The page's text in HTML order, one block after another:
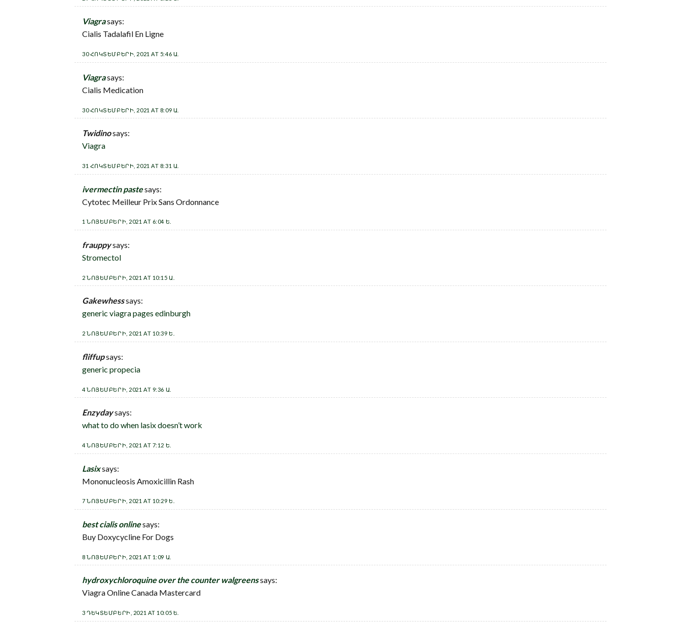
Viagrasays:
Cialis Tadalafil En Ligne
30 ՀՈԿՏԵՄԲԵՐԻ, 2021 AT 5:46 Ա.
Viagrasays:
Cialis Medication
30 ՀՈԿՏԵՄԲԵՐԻ, 2021 AT 8:09 Ա.
Twidinosays:
Viagra
31 ՀՈԿՏԵՄԲԵՐԻ, 2021 AT 8:31 Ա.
ivermectin pastesays:
Cytotec Meilleur Prix Sans Ordonnance
1 ՆՈՅԵՄԲԵՐԻ, 2021 AT 6:04 Ե.
frauppysays:
Stromectol
2 ՆՈՅԵՄԲԵՐԻ, 2021 AT 10:15 Ա.
Gakewhesssays:
generic viagra pages edinburgh
2 ՆՈՅԵՄԲԵՐԻ, 2021 AT 10:39 Ե.
fliffupsays:
generic propecia
4 ՆՈՅԵՄԲԵՐԻ, 2021 AT 9:36 Ա.
Enzydaysays:
what to do when lasix doesn’t work
4 ՆՈՅԵՄԲԵՐԻ, 2021 AT 7:12 Ե.
Lasixsays:
Mononucleosis Amoxicillin Rash
7 ՆՈՅԵՄԲԵՐԻ, 2021 AT 10:29 Ե.
best cialis onlinesays:
Buy Doxycycline For Dogs
8 ՆՈՅԵՄԲԵՐԻ, 2021 AT 1:09 Ա.
hydroxychloroquine over the counter walgreenssays:
Viagra Online Canada Mastercard
3 ԴԵԿՏԵՄԲԵՐԻ, 2021 AT 10:05 Ե.